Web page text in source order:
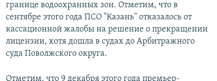
границе водоохранных зон. Отметим, что в
сентябре этого года ПСО "Казань" отказалось от
кассационной жалобы на решение о прекращении
лицензии, хотя дошла в судах до Арбитражного
суда Поволжского округа.
Отметим, что 9 декабря этого года премьер-